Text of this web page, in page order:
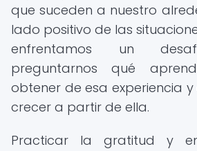
que suceden a nuestro
lado positivo de las
enfrentamos un
preguntarnos qué
obtener de esa experiencia
crecer a partir de ella.
Practicar la gratitud y